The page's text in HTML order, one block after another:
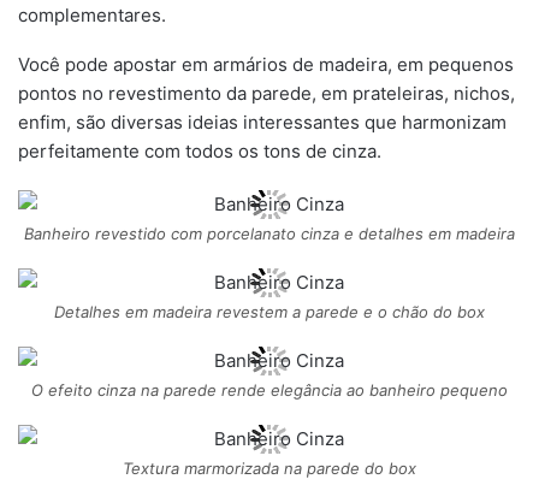
complementares.
Você pode apostar em armários de madeira, em pequenos
pontos no revestimento da parede, em prateleiras, nichos,
enfim, são diversas ideias interessantes que harmonizam
perfeitamente com todos os tons de cinza.
Banheiro revestido com porcelanato cinza e detalhes em madeira
Detalhes em madeira revestem a parede e o chão do box
O efeito cinza na parede rende elegância ao banheiro pequeno
Textura marmorizada na parede do box